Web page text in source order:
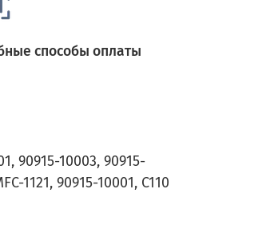
способы оплаты
90915-10003, 90915-
1121, 90915-10001, C110